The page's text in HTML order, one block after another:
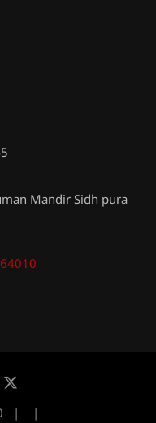
Mandir Sidh pura